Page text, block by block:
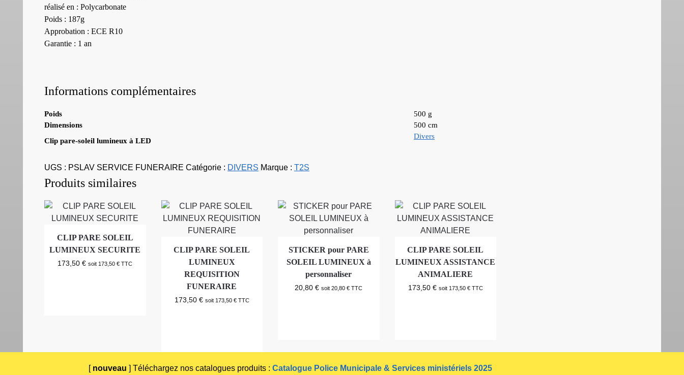
réalisé en : Polycarbonate
Poids : 187g
Approbation : ECE R10
Garantie : 1 an
Informations complémentaires
Poids
500 g
Dimensions
500 cm
Clip pare-soleil lumineux à LED
Divers
UGS : PSLAV SERVICE FUNERAIRE Catégorie : DIVERS Marque : T2S
Produits similaires
CLIP PARE SOLEIL
LUMINEUX SECURITE
173,50€ soit 173,50€ TTC
CLIP PARE SOLEIL
LUMINEUX
REQUISITION
FUNERAIRE
173,50 € soit 173,50 €TTC
STICKER pour PARE
SOLEIL LUMINEUX à
personnaliser
20,80€ soit20,80€ TTC
CLIP PARE SOLEIL
LUMINEUX ASSISTANCE
ANIMALIERE
173,50 € soit 173,50 €TTC
[ nouveau ] Téléchargez nos catalogues produits : Catalogue Police Municipale & Services ministériels 2025